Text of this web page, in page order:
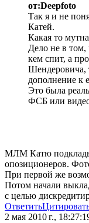
от:Deepfoto
Так я и не
Катей.
Какая то
Дело не в том,
кем спит, а
Шендеровича,
дополнение к
Это была
ФСБ или
МЛМ Катю
опозиционеров.
При первой же
Потом начали
с целью
Ответить
2 мая 2010 г.,